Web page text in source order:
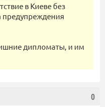
в Киеве без
предупреждения
дипломаты, и им
0